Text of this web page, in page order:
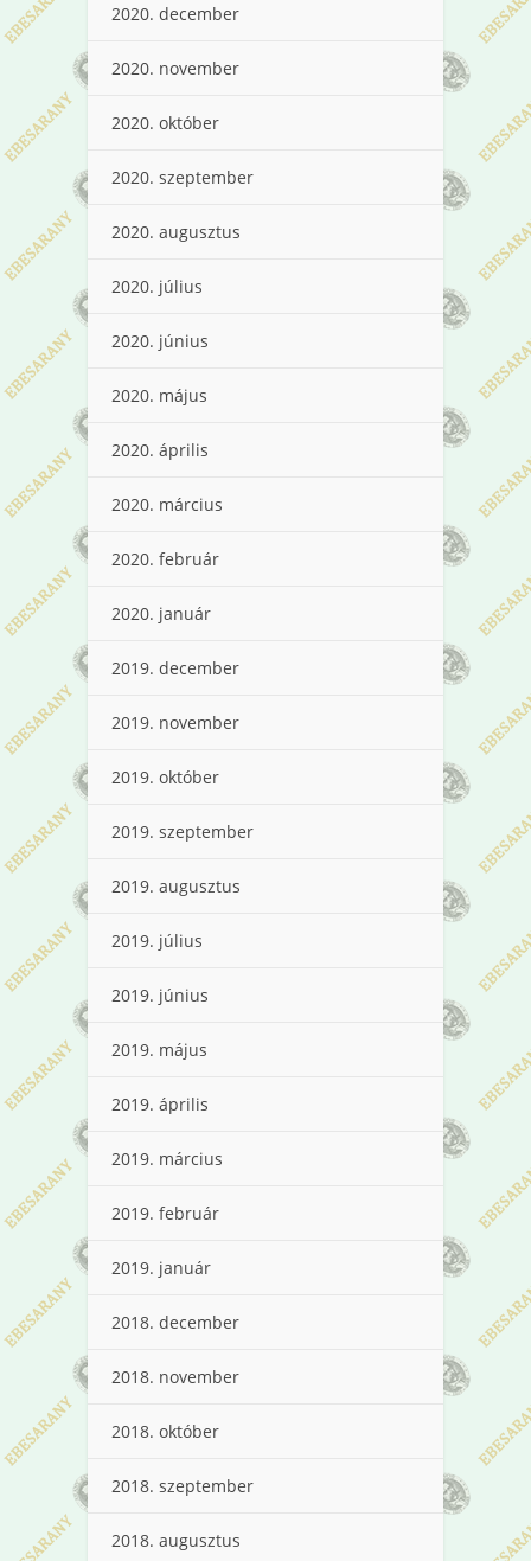
2020. december
2020. november
2020. október
2020. szeptember
2020. augusztus
2020. július
2020. június
2020. május
2020. április
2020. március
2020. február
2020. január
2019. december
2019. november
2019. október
2019. szeptember
2019. augusztus
2019. július
2019. június
2019. május
2019. április
2019. március
2019. február
2019. január
2018. december
2018. november
2018. október
2018. szeptember
2018. augusztus